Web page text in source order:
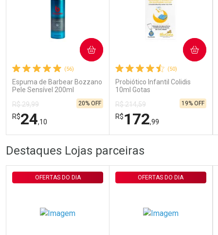
Comprar sem Desconto
Por R$ 29,30/cada
Comprar sem Desconto
Por R$ 29,30/cada
(56)
Espuma de Barbear Bozzano
Pele Sensível 200ml
R$ 29,99
R$24,10
20% OFF
COMPRAR
FECHAR
Laboratório
FECHAR
Por Menos
(50)
Probiótico Infantil Colidis
10ml Gotas
R$ 214,59
R$172,99
19% OFF
COMPRAR
Por Menos
Destaques Lojas parceiras
OFERTAS DO DIA OFERTAS DO DIA